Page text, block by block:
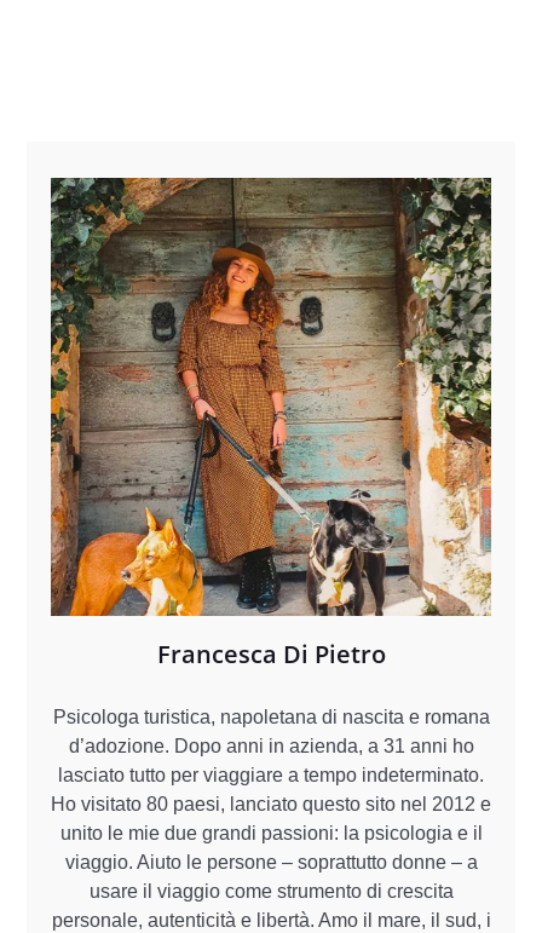
Francesca Di Pietro
Psicologa turistica, napoletana di nascita e romana
d’adozione. Dopo anni in azienda, a 31 anni ho
lasciato tutto per viaggiare a tempo indeterminato.
Ho visitato 80 paesi, lanciato questo sito nel 2012 e
unito le mie due grandi passioni: la psicologia e il
viaggio. Aiuto le persone – soprattutto donne – a
usare il viaggio come strumento di crescita
personale, autenticità e libertà. Amo il mare, il sud, i